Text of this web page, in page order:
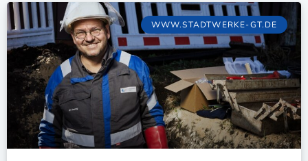
WWW.STADTWERKE-GT.DE